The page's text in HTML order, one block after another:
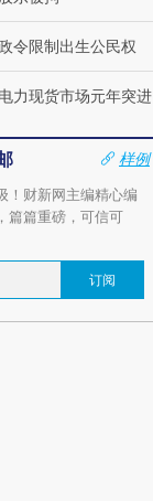
令限制出生公民权
力现货市场元年突进
样例
！财新网主编精心编
篇篇重磅，可信可
订阅